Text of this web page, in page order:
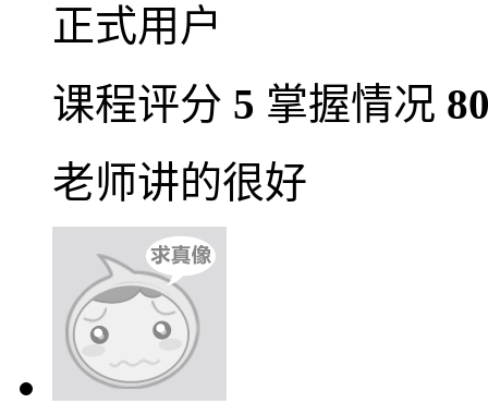
正式用户
课程评分 5 掌握情况
老师讲的很好